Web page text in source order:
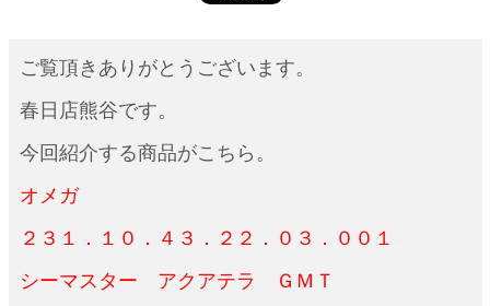
ご覧頂きありがとうございます。
春日店熊谷です。
今回紹介する商品がこちら。
オメガ
２３１．１０．４３．２２．０３．００１
シーマスター アクアテラ ＧＭＴ